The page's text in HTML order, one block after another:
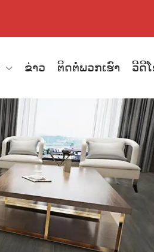
ຂ່າວ ຕິດຕໍ່ພວກເຮົາ ວີດີ